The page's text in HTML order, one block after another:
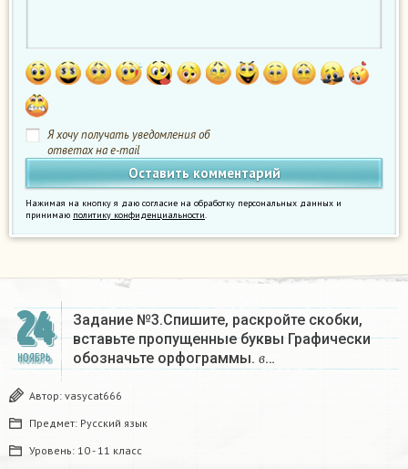
Я хочу получать уведомления об
ответах на e-mail
Нажимая на кнопку я даю согласие на обработку персональных данных и
принимаю политику конфиденциальности.
24
НОЯБРЬ
Задание №3.Спишите, раскройте скобки,
вставьте пропущенные буквы Графически
обозначьте орфограммы.
в …
Автор: vasycat666
Предмет: Русский язык
Уровень: 10 - 11 класс